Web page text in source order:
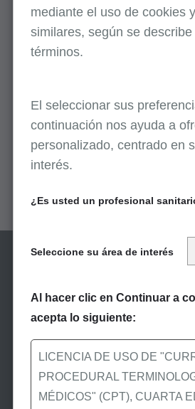
Manténgase
Suscríbase a
mediante el uso de cookies
similares, según se
términos.
El seleccionar sus
continuación nos ayuda a
personalizado, centrado en
interés.
¿Es usted un profesional
Seleccione su área de interés
Al hacer clic en Continuar a
acepta lo siguiente:
LICENCIA DE USO DE
PROCEDURAL
MÉDICOS" (CPT), CUARTA